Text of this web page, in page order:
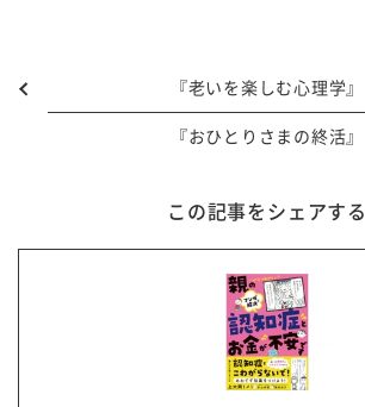
『老いを楽しむ心理学』
『おひとりさまの終活』
この記事をシェアする